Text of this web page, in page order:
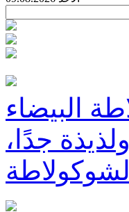
البيضاء
جدًا،